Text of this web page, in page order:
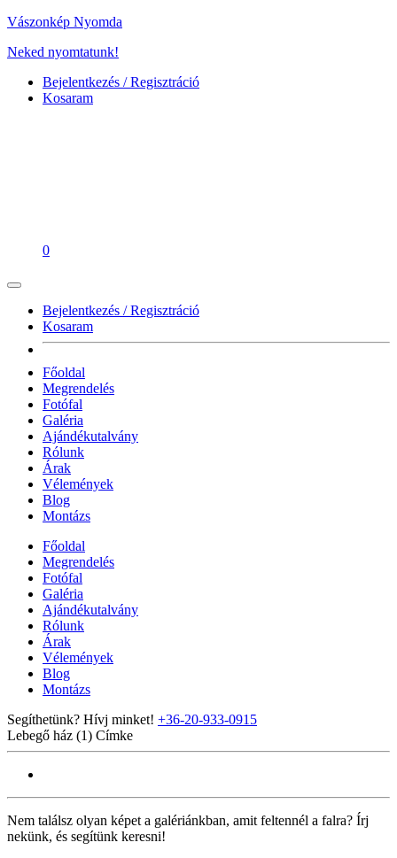
Vászonkép Nyomda
Neked nyomtatunk!
Bejelentkezés / Regisztráció
Kosaram
0
Bejelentkezés / Regisztráció
Kosaram
Főoldal
Megrendelés
Fotófal
Galéria
Ajándékutalvány
Rólunk
Árak
Vélemények
Blog
Montázs
Főoldal
Megrendelés
Fotófal
Galéria
Ajándékutalvány
Rólunk
Árak
Vélemények
Blog
Montázs
Segíthetünk? Hívj minket! +36-20-933-0915
Lebegő ház (1) Címke
Nem találsz olyan képet a galériánkban, amit feltennél a falra? Írj
nekünk, és segítünk keresni!